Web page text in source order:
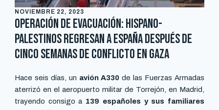
NOVIEMBRE 22, 2023
Operación de evacuación: Hispano-
Palestinos regresan a España después de
cinco semanas de conflicto en Gaza
Hace seis días, un avión A330 de las Fuerzas Armadas
aterrizó en el aeropuerto militar de Torrejón, en Madrid,
trayendo consigo a 139 españoles y sus familiares